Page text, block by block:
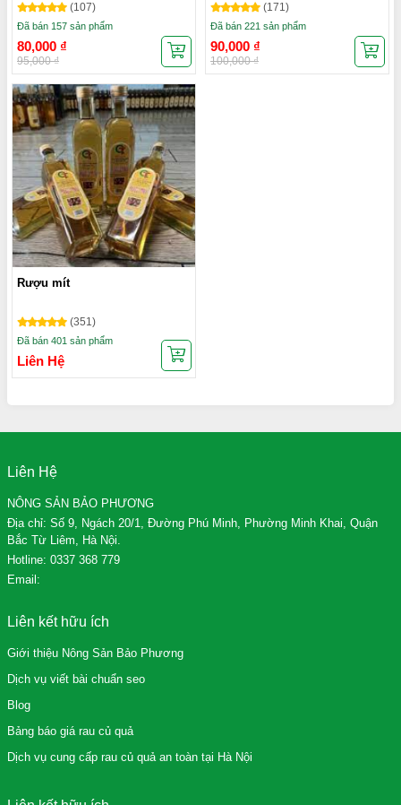
(107)
Đã bán 157 sản phẩm
80,000 ₫
95,000₫
(171)
Đã bán 221 sản phẩm
90,000 ₫
100,000₫
Rượu mít
(351)
Đã bán 401 sản phẩm
Liên Hệ
Liên Hệ
NÔNG SẢN BẢO PHƯƠNG
Địa chỉ: Số 9, Ngách 20/1, Đường Phú Minh, Phường Minh Khai, Quận
Bắc Từ Liêm, Hà Nội.
Hotline: 0337 368 779
Email:
Liên kết hữu ích
Giới thiệu Nông Sản Bảo Phương
Dịch vụ viết bài chuẩn seo
Blog
Bảng báo giá rau củ quả
Dịch vụ cung cấp rau củ quả an toàn tại Hà Nội